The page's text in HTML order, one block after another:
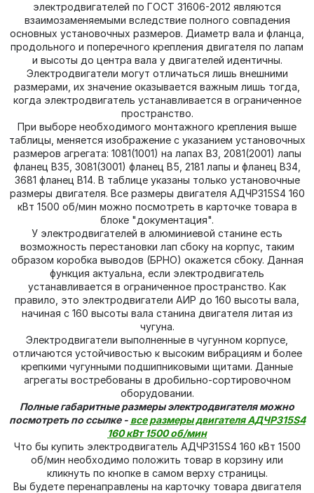
электродвигателей по ГОСТ 31606-2012 являются
взаимозаменяемыми вследствие полного совпадения
основных установочных размеров. Диаметр вала и фланца,
продольного и поперечного крепления двигателя по лапам
и высоты до центра вала у двигателей идентичны.
Электродвигатели могут отличаться лишь внешними
размерами, их значение оказывается важным лишь тогда,
когда электродвигатель устанавливается в ограниченное
пространство.
При выборе необходимого монтажного крепления выше
таблицы, меняется изображение с указанием установочных
размеров агрегата: 1081(1001) на лапах В3, 2081(2001) лапы
фланец В35, 3081(3001) фланец В5, 2181 лапы и фланец В34,
3681 фланец В14. В таблице указаны только установочные
размеры двигателя. Все размеры двигателя АДЧР315S4 160
кВт 1500 об/мин можно посмотреть в карточке товара в
блоке "документация".
У электродвигателей в алюминиевой станине есть
возможность перестановки лап сбоку на корпус, таким
образом коробка выводов (БРНО) окажется сбоку. Данная
функция актуальна, если электродвигатель
устанавливается в ограниченное пространство. Как
правило, это электродвигатели АИР до 160 высоты вала,
начиная с 160 высоты вала станина двигателя литая из
чугуна.
Электродвигатели выполненные в чугунном корпусе,
отличаются устойчивостью к высоким вибрациям и более
крепкими чугунными подшипниковыми щитами. Данные
агрегаты востребованы в дробильно-сортировочном
оборудовании.
Полные габаритные размеры электродвигателя можно
посмотреть по ссылке - все размеры двигателя АДЧР315S4
160 кВт 1500 об/мин
Что бы купить электродвигатель АДЧР315S4 160 кВт 1500
об/мин необходимо положить товар в корзину или
кликнуть по кнопке в самом верху страницы.
Вы будете перенаправлены на карточку товара двигателя